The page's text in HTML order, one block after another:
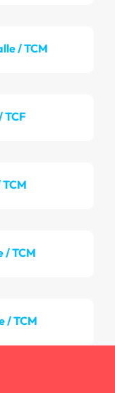
/ TCM
TCF
/ TCM
/ TCM